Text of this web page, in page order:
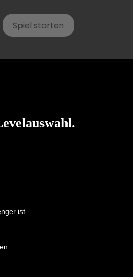
Spiel starten
ist.